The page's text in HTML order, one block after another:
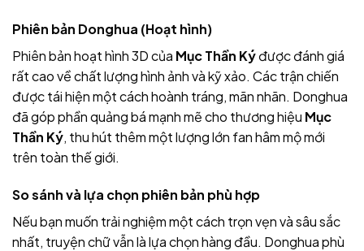
Phiên bản Donghua (Hoạt hình)
Phiên bản hoạt hình 3D của Mục Thần Kýđược đánh giá
rất cao về chất lượng hình ảnh và kỹ xảo. Các trận chiến
được tái hiện một cách hoành tráng, mãn nhãn. Donghua
đã góp phần quảng bá mạnh mẽ cho thương hiệu Mục
Thần Ký, thu hút thêm một lượng lớn fan hâm mộ mới
trên toàn thế giới.
So sánh và lựa chọn phiên bản phù hợp
Nếu bạn muốn trải nghiệm một cách trọn vẹn và sâu sắc
nhất, truyện chữ vẫn là lựa chọn hàng đầu. Donghua phù